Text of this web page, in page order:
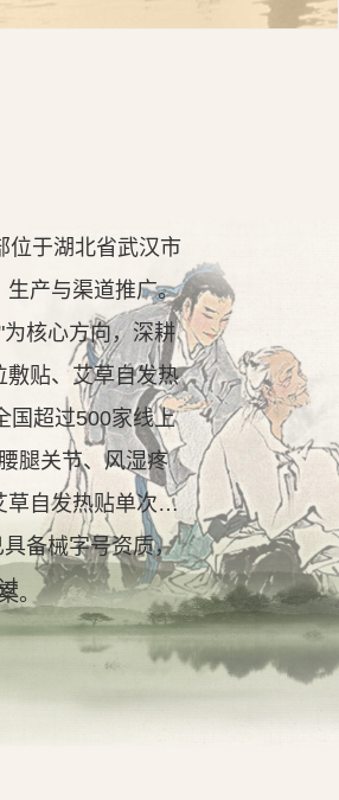
位于湖北省武汉市
生产与渠道推广。
核心方向，深耕
敷贴、艾草自发热
国超过500家线上
腿关节、风湿疼
自发热贴单次持
备械字号资质，
。